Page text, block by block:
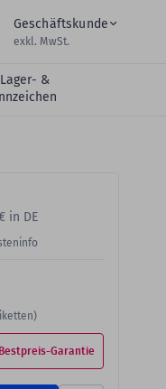
Geschäftskunde
exkl. MwSt.
&
in DE
Bestpreis-Garantie